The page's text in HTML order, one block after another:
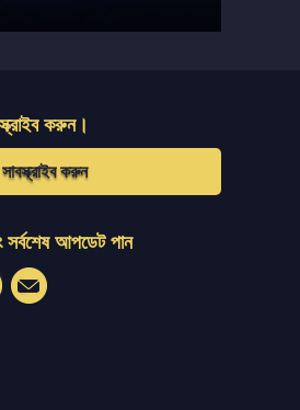
করুন।
করুন
আপডেট পান